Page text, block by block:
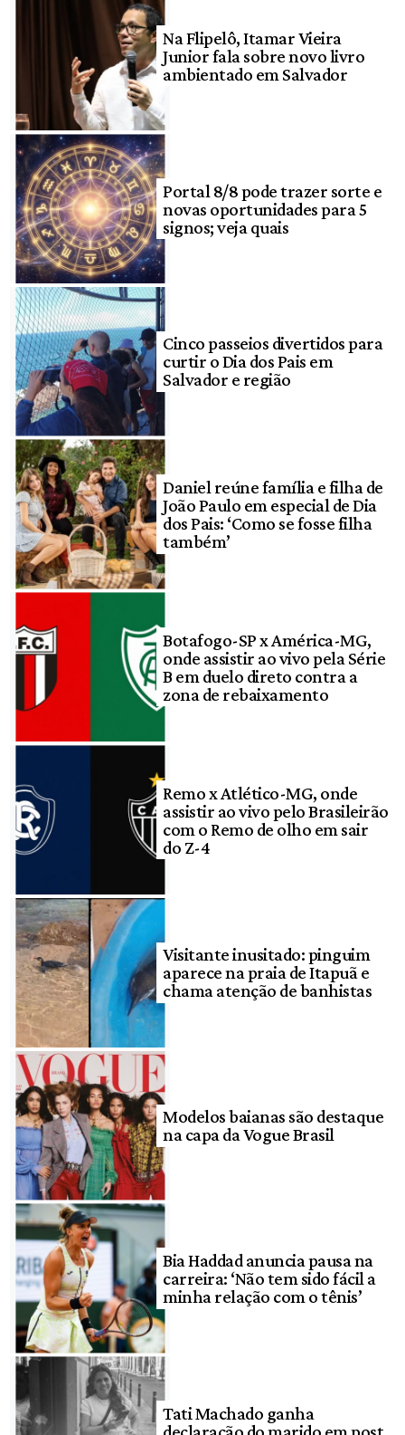
Na Flipelô, Itamar Vieira
Junior fala sobre novo livro
ambientado em Salvador
Portal 8/8 pode trazer sorte e
novas oportunidades para 5
signos; veja quais
Cinco passeios divertidos para
curtir o Dia dos Pais em
Salvador e região
Daniel reúne família e filha de
João Paulo em especial de Dia
dos Pais: ‘Como se fosse filha
também’
Botafogo-SP x América-MG,
onde assistir ao vivo pela Série
B em duelo direto contra a
zona de rebaixamento
Remo x Atlético-MG, onde
assistir ao vivo pelo Brasileirão
com o Remo de olho em sair
do Z-4
Visitante inusitado: pinguim
aparece na praia de Itapuã e
chama atenção de banhistas
Modelos baianas são destaque
na capa da Vogue Brasil
Bia Haddad anuncia pausa na
carreira: ‘Não tem sido fácil a
minha relação com o tênis’
Tati Machado ganha